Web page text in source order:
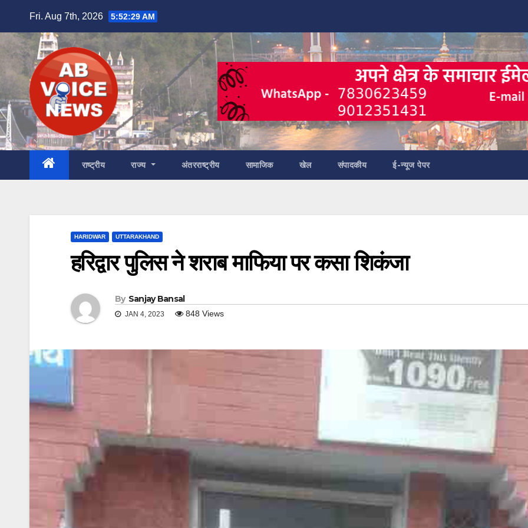
content
Fri. Aug 7th, 2026 5:52:31 AM
राष्ट्रीय राज्य अंतरराष्ट्रीय सामाजिक खेल संपादकीय ई-न्यूज पेपर
HARIDWAR UTTARAKHAND
हरिद्वार पुलिस ने शराब माफिया पर कसा शिकंजा
By Sanjay Bansal
JAN 4, 2023 848 Views